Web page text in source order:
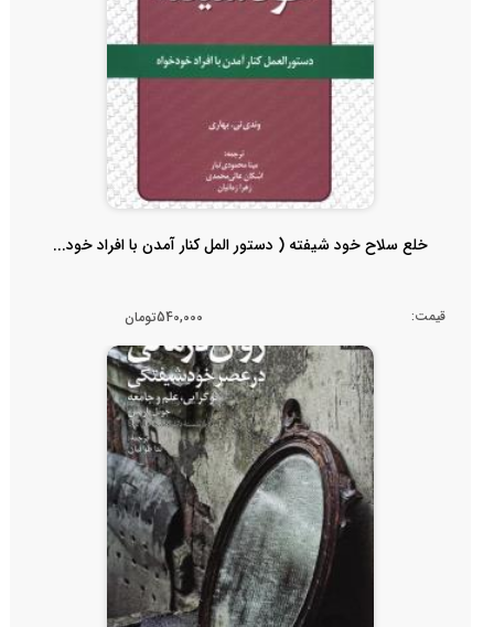
خلع سلاح خود شیفته ( دستور المل کنار آمدن با افراد خود...
قیمت: 540,000تومان